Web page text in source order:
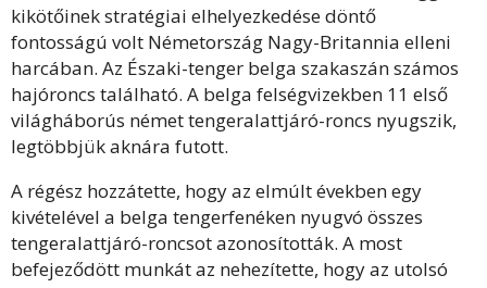
kikötőinek stratégiai elhelyezkedése döntő
fontosságú volt Németország Nagy-Britannia elleni
harcában. Az Északi-tenger belga szakaszán számos
hajóroncs található. A belga felségvizekben 11 első
világháborús német tengeralattjáró-roncs nyugszik,
legtöbbjük aknára futott.
A régész hozzátette, hogy az elmúlt években egy
kivételével a belga tengerfenéken nyugvó összes
tengeralattjáró-roncsot azonosították. A most
befejeződött munkát az nehezítette, hogy az utolsó